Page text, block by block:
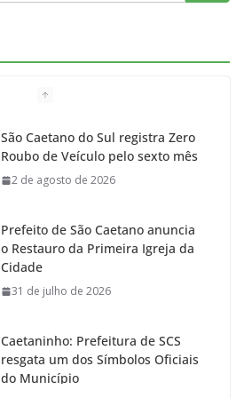
r e
São Caetano do Sul registra Zero
Roubo de Veículo pelo sexto mês
2 de agosto de 2026
Prefeito de São Caetano anuncia
o Restauro da Primeira Igreja da
Cidade
31 de julho de 2026
Caetaninho: Prefeitura de SCS
resgata um dos Símbolos Oficiais
do Município